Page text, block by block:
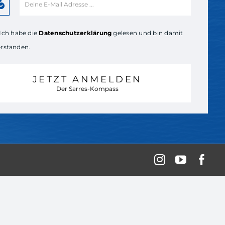
habe die Datenschutzerklärung gelesen und bin damit
JETZT ANMELDEN
Der Sarres-Kompass